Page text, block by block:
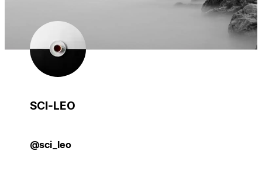
SCI-LEO
@sci_leo